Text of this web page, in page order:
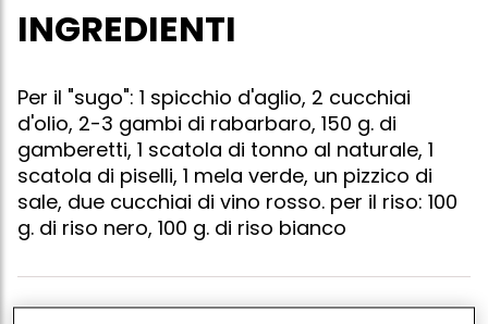
INGREDIENTI
Per il "sugo": 1 spicchio d'aglio, 2 cucchiai
d'olio, 2-3 gambi di rabarbaro, 150 g. di
gamberetti, 1 scatola di tonno al naturale, 1
scatola di piselli, 1 mela verde, un pizzico di
sale, due cucchiai di vino rosso. per il riso: 100
g. di riso nero, 100 g. di riso bianco